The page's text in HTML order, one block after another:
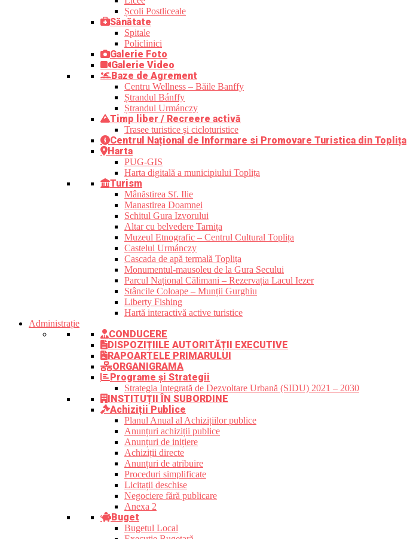
Școli Postliceale
Sănătate
Spitale
Policlinici
Galerie Foto
Galerie Video
Baze de Agrement
Centru Wellness – Băile Banffy
Ștrandul Bánffy
Ștrandul Urmánczy
Timp liber / Recreere activă
Trasee turistice şi cicloturistice
Centrul Național de Informare si Promovare Turistica din Toplița
Harta
PUG-GIS
Harta digitală a municipiului Toplița
Turism
Mânăstirea Sf. Ilie
Manastirea Doamnei
Schitul Gura Izvorului
Altar cu belvedere Tarnița
Muzeul Etnografic – Centrul Cultural Toplița
Castelul Urmánczy
Cascada de apă termală Toplița
Monumentul-mausoleu de la Gura Secului
Parcul Național Călimani – Rezervația Lacul Iezer
Stâncile Coloape – Munții Gurghiu
Liberty Fishing
Hartă interactivă active turistice
Administrație
CONDUCERE
DISPOZIȚIILE AUTORITĂȚII EXECUTIVE
RAPOARTELE PRIMARULUI
ORGANIGRAMA
Programe și Strategii
Strategia Integrată de Dezvoltare Urbană (SIDU) 2021 – 2030
INSTITUȚII ÎN SUBORDINE
Achiziții Publice
Planul Anual al Achizițiilor publice
Anunțuri achiziții publice
Anunțuri de inițiere
Achiziții directe
Anunțuri de atribuire
Proceduri simplificate
Licitații deschise
Negociere fără publicare
Anexa 2
Buget
Bugetul Local